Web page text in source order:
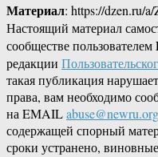
Материал: https://dzen.ru/
Настоящий материал
сообществе пользователем
редакции
такая публикация
права, вам необходимо
на EMAILabuse@newru.org
содержащей спорный
сроки устранено,